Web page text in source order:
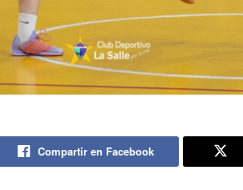
Compartir en Facebook